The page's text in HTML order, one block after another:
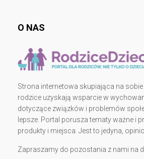
O NAS
Strona internetowa skupiająca na
rodzice uzyskają wsparcie w
dotyczące związków i problemów
lepsze. Portal porusza tematy ważne i
produkty i miejsca. Jest to jedyna,
Zapraszamy do pozostania z nami na